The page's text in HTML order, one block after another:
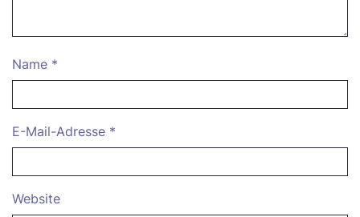
Name *
E-Mail-Adresse *
Website